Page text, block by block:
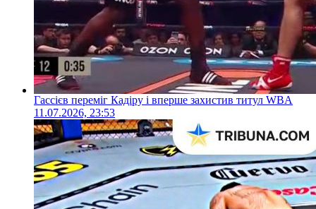
Гассієв переміг Кадіру і вперше захистив титул WBA
11.07.2026, 23:53